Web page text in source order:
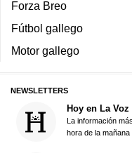
Forza Breo
Fútbol gallego
Motor gallego
NEWSLETTERS
Hoy en La Voz
La información
hora de la mañana